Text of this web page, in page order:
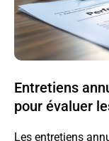
Entretiens
pour évaluer
Les entretiens